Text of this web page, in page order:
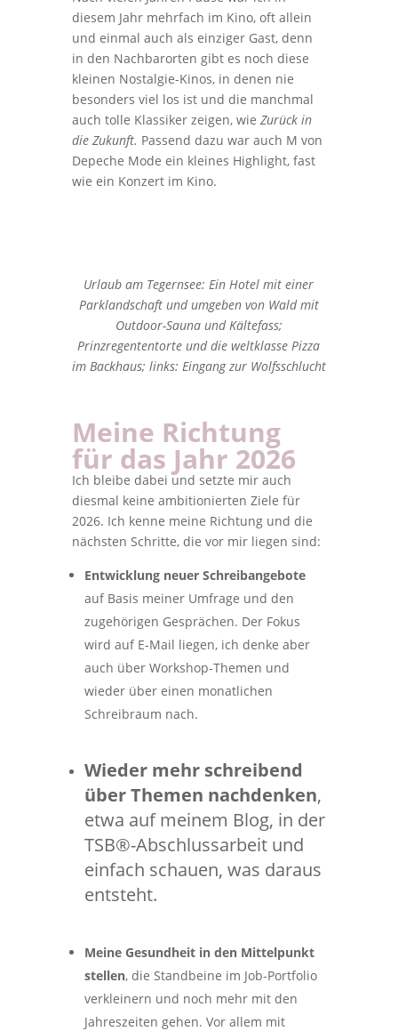
diesem Jahr mehrfach im Kino, oft allein
und einmal auch als einziger Gast, denn
in den Nachbarorten gibt es noch diese
kleinen Nostalgie-Kinos, in denen nie
besonders viel los ist und die manchmal
auch tolle Klassiker zeigen, wie Zurück in
die Zukunft. Passend dazu war auch M von
Depeche Mode ein kleines Highlight, fast
wie ein Konzert im Kino.
Urlaub am Tegernsee: Ein Hotel mit einer
Parklandschaft und umgeben von Wald mit
Outdoor-Sauna und Kältefass;
Prinzregententorte und die weltklasse Pizza
im Backhaus; links: Eingang zur Wolfsschlucht
Meine Richtung
für das Jahr 2026
Ich bleibe dabei und setzte mir auch
diesmal keine ambitionierten Ziele für
2026. Ich kenne meine Richtung und die
nächsten Schritte, die vor mir liegen sind:
Entwicklung neuer Schreibangebote
auf Basis meiner Umfrage und den
zugehörigen Gesprächen. Der Fokus
wird auf E-Mail liegen, ich denke aber
auch über Workshop-Themen und
wieder über einen monatlichen
Schreibraum nach.
Wieder mehr schreibend
über Themen nachdenken,
etwa auf meinem Blog, in der
TSB®-Abschlussarbeit und
einfach schauen, was daraus
entsteht.
Meine Gesundheit in den Mittelpunkt
stellen, die Standbeine im Job-Portfolio
verkleinern und noch mehr mit den
Jahreszeiten gehen. Vor allem mit